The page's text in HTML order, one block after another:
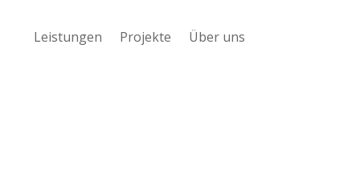
Leistungen Projekte Über uns